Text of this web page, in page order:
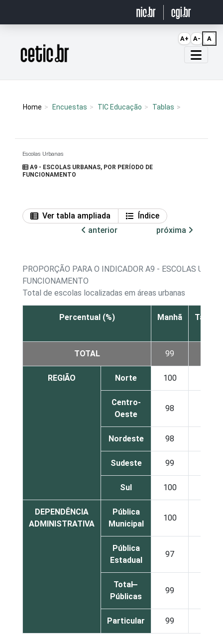
Página inicial
Home Encuestas TIC Educação Tablas
Escolas Urbanas
A9 - ESCOLAS URBANAS, POR PERÍODO DE
FUNCIONAMENTO
Ver tabla ampliada
Índice
anterior
próxima
PROPORÇÃO PARA O INDICADOR A9 - ESCOLAS
FUNCIONAMENTO
Total de escolas localizadas em áreas urbanas
Percentual (%) Manhã Tarde
TOTAL 99
REGIÃO Norte 100
Centro-
Oeste
98
Nordeste 98
Sudeste 99
Sul 100
DEPENDÊNCIA
ADMINISTRATIVA
Pública
Municipal
100
Pública
Estadual
97
Total ̶
Públicas
99
Particular 99
A+ A- A